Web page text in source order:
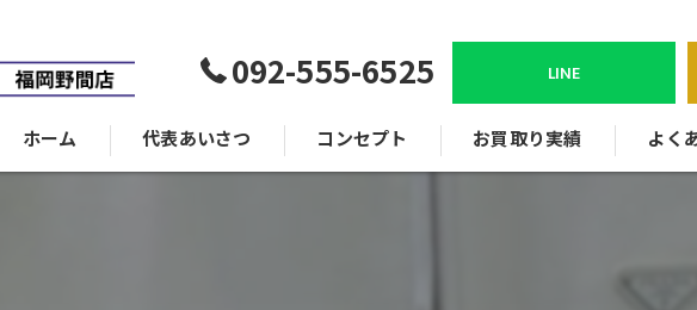
092-555-6525 LINE
ホーム 代表あいさつ コンセプト お買取り実績 よく